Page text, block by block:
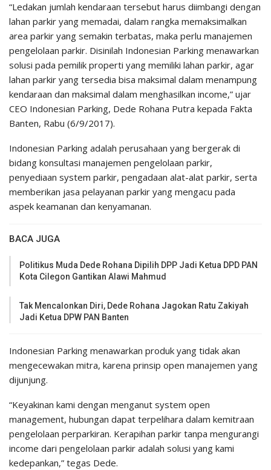
“Ledakan jumlah kendaraan tersebut harus diimbangi dengan
lahan parkir yang memadai, dalam rangka memaksimalkan
area parkir yang semakin terbatas, maka perlu manajemen
pengelolaan parkir. Disinilah Indonesian Parking menawarkan
solusi pada pemilik properti yang memiliki lahan parkir, agar
lahan parkir yang tersedia bisa maksimal dalam menampung
kendaraan dan maksimal dalam menghasilkan income,” ujar
CEO Indonesian Parking, Dede Rohana Putra kepada Fakta
Banten, Rabu (6/9/2017).
Indonesian Parking adalah perusahaan yang bergerak di
bidang konsultasi manajemen pengelolaan parkir,
penyediaan system parkir, pengadaan alat-alat parkir, serta
memberikan jasa pelayanan parkir yang mengacu pada
aspek keamanan dan kenyamanan.
BACA JUGA
Politikus Muda Dede Rohana Dipilih DPP Jadi Ketua DPD PAN
Kota Cilegon Gantikan Alawi Mahmud
Tak Mencalonkan Diri, Dede Rohana Jagokan Ratu Zakiyah
Jadi Ketua DPW PAN Banten
Indonesian Parking menawarkan produk yang tidak akan
mengecewakan mitra, karena prinsip open manajemen yang
dijunjung.
“Keyakinan kami dengan menganut system open
management, hubungan dapat terpelihara dalam kemitraan
pengelolaan perparkiran. Kerapihan parkir tanpa mengurangi
income dari pengelolaan parkir adalah solusi yang kami
kedepankan,” tegas Dede.